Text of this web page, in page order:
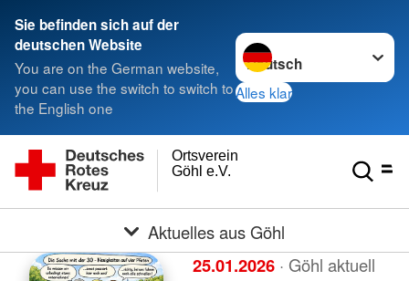
Sie befinden sich auf der
deutschen Website
You are on the German website,
you can use the switch to switch to
the English one
Sprache wechseln zu
Alles klar
Göhl e.V.
Ortsverein
Aktuelles aus Göhl
25.01.2026 · Göhl aktuell